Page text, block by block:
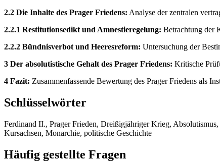
2.2 Die Inhalte des Prager Friedens: Analyse der zentralen
2.2.1 Restitutionsedikt und Amnestieregelung: Betrachtung der
2.2.2 Bündnisverbot und Heeresreform: Untersuchung der
3 Der absolutistische Gehalt des Prager Friedens: Kritische
4 Fazit: Zusammenfassende Bewertung des Prager Friedens als
Schlüsselwörter
Ferdinand II., Prager Frieden, Dreißigjähriger Krieg,
Kursachsen, Monarchie, politische Geschichte
Häufig gestellte Fragen